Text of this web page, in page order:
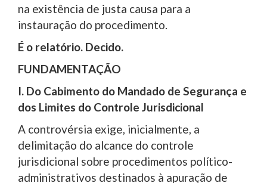
na existência de justa causa para a
instauração do procedimento.
É o relatório. Decido.
FUNDAMENTAÇÃO
I. Do Cabimento do Mandado de Segurança e
dos Limites do Controle Jurisdicional
A controvérsia exige, inicialmente, a
delimitação do alcance do controle
jurisdicional sobre procedimentos político-
administrativos destinados à apuração de